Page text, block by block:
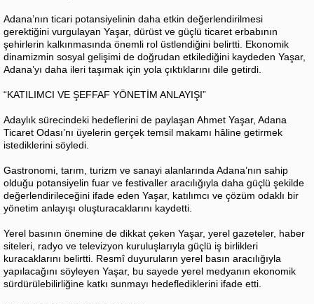
Adana’nın ticari potansiyelinin daha etkin değerlendirilmesi
gerektiğini vurgulayan Yaşar, dürüst ve güçlü ticaret erbabının
şehirlerin kalkınmasında önemli rol üstlendiğini belirtti. Ekonomik
dinamizmin sosyal gelişimi de doğrudan etkilediğini kaydeden Yaşar,
Adana’yı daha ileri taşımak için yola çıktıklarını dile getirdi.
“KATILIMCI VE ŞEFFAF YÖNETİM ANLAYIŞI”
Adaylık sürecindeki hedeflerini de paylaşan Ahmet Yaşar, Adana
Ticaret Odası’nı üyelerin gerçek temsil makamı hâline getirmek
istediklerini söyledi.
Gastronomi, tarım, turizm ve sanayi alanlarında Adana’nın sahip
olduğu potansiyelin fuar ve festivaller aracılığıyla daha güçlü şekilde
değerlendirileceğini ifade eden Yaşar, katılımcı ve çözüm odaklı bir
yönetim anlayışı oluşturacaklarını kaydetti.
Yerel basının önemine de dikkat çeken Yaşar, yerel gazeteler, haber
siteleri, radyo ve televizyon kuruluşlarıyla güçlü iş birlikleri
kuracaklarını belirtti. Resmî duyuruların yerel basın aracılığıyla
yapılacağını söyleyen Yaşar, bu sayede yerel medyanın ekonomik
sürdürülebilirliğine katkı sunmayı hedeflediklerini ifade etti.